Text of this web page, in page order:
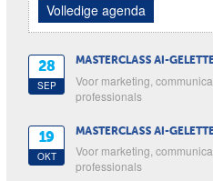
Volledige agenda
28
SEP
MASTERCLASS AI-
Voor marketing,
professionals
19
OKT
MASTERCLASS AI-
Voor marketing,
professionals